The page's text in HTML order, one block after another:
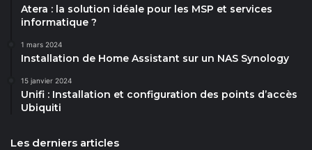
Atera : la solution idéale pour les MSP et services
informatique ?
1 mars 2024
Installation de Home Assistant sur un NAS Synology
15 janvier 2024
Unifi : Installation et configuration des points d’accès
Ubiquiti
Les derniers articles